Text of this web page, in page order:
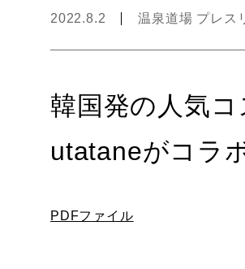
2022.8.2 温泉道場 プレス
韓国発の人気
utataneがコラ
PDFファイル